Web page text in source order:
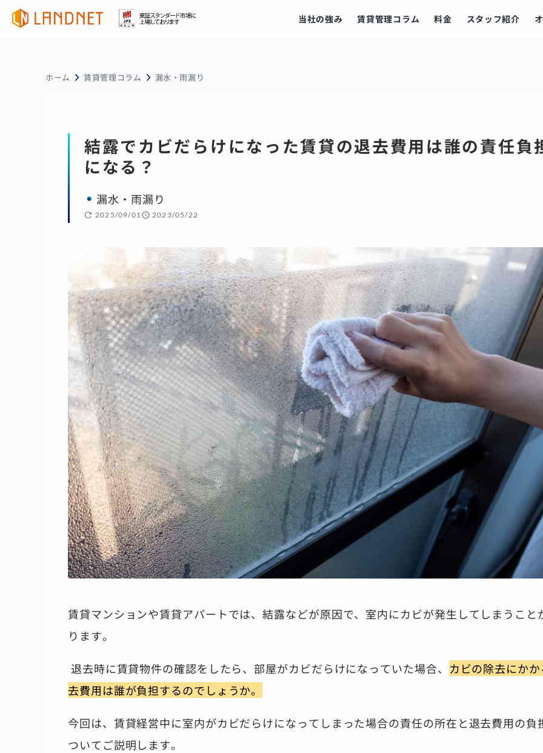
当社の強み 賃貸管理コラム 料金 スタッフ紹介
ホーム 賃貸管理コラム 漏水・雨漏り
結露でカビだらけになった賃貸の退去費用は誰の責任負
になる？
漏水・雨漏り
2025/09/01 2023/05/22
賃貸マンションや賃貸アパートでは、結露などが原因で、室内にカビが発生してしまうこと
ります。
退去時に賃貸物件の確認をしたら、部屋がカビだらけになっていた場合、 カビの除去にか
去費用は誰が負担するのでしょうか。
今回は、賃貸経営中に室内がカビだらけになってしまった場合の責任の所在と退去費用の負
ついてご説明します。